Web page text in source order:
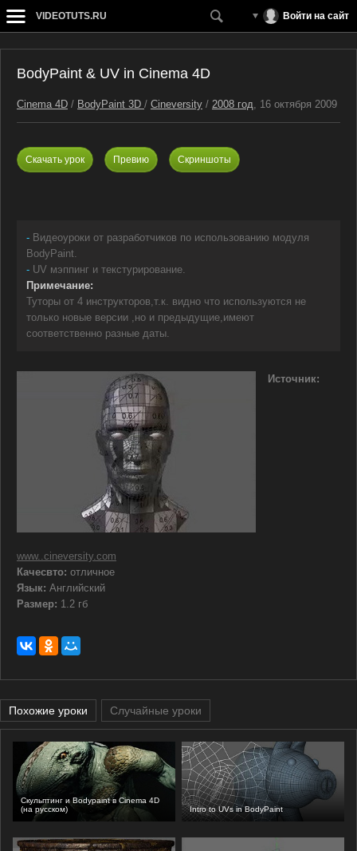
VIDEOTUTS.RU Войти на сайт
BodyPaint & UV in Cinema 4D
Cinema 4D / BodyPaint 3D / Cineversity / 2008 год, 16 октября 2009
Скачать урок Превию Скриншоты
- Видеоуроки от разработчиков по использованию модуля
BodyPaint.
- UV мэппинг и текстурирование.
Примечание:
Туторы от 4 инструкторов,т.к. видно что используются не
только новые версии ,но и предыдущие,имеют
соответственно разные даты.
Источник:
www..cineversity.com
Качесвто: отличное
Язык: Английский
Размер: 1.2 гб
Похожие уроки Случайные уроки
Скульптинг и Bodypaint в Cinema 4D
(на русском)
Intro to UVs in BodyPaint